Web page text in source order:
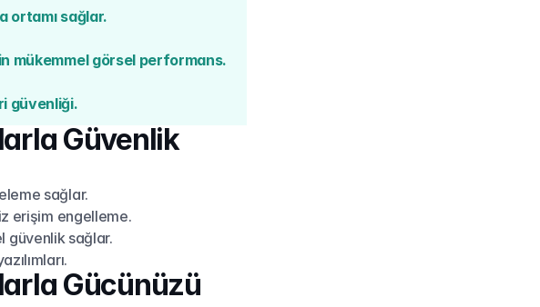
ortamı sağlar.
mükemmel görsel performans.
güvenliği.
Güvenlik
sağlar.
erişim engelleme.
güvenlik sağlar.
Gücünüzü